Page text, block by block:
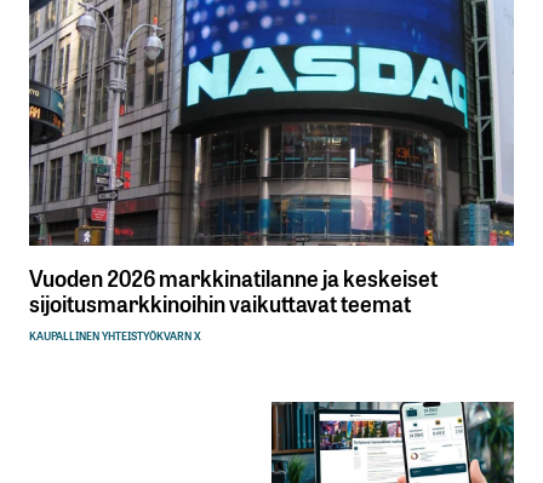
Vuoden 2026 markkinatilanne ja keskeiset
sijoitusmarkkinoihin vaikuttavat teemat
KAUPALLINEN YHTEISTYÖKVARN X